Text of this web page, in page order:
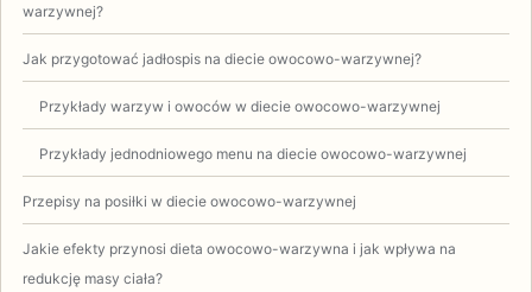
warzywnej?
Jak przygotować jadłospis na diecie owocowo-warzywnej?
Przykłady warzyw i owoców w diecie owocowo-warzywnej
Przykłady jednodniowego menu na diecie owocowo-warzywnej
Przepisy na posiłki w diecie owocowo-warzywnej
Jakie efekty przynosi dieta owocowo-warzywna i jak wpływa na
redukcję masy ciała?